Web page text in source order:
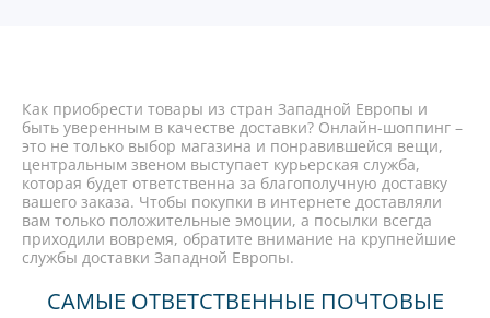
Как приобрести товары из стран Западной Европы и
быть уверенным в качестве доставки? Онлайн-шоппинг –
это не только выбор магазина и понравившейся вещи,
центральным звеном выступает курьерская служба,
которая будет ответственна за благополучную доставку
вашего заказа. Чтобы покупки в интернете доставляли
вам только положительные эмоции, а посылки всегда
приходили вовремя, обратите внимание на крупнейшие
службы доставки Западной Европы.
САМЫЕ ОТВЕТСТВЕННЫЕ ПОЧТОВЫЕ